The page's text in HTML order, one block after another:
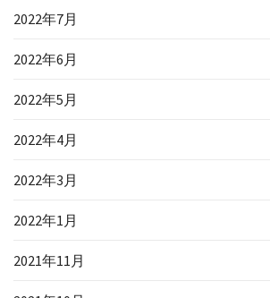
2022年7月
2022年6月
2022年5月
2022年4月
2022年3月
2022年1月
2021年11月